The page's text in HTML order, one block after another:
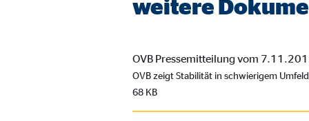
weitere
OVB Pressemitteilung vom
OVB zeigt Stabilität in schwierigem Umfeld
68 KB
Cookie Laufzeit: 3
Externe Medien
Inhalte von Video- und Kartenplattformen werden